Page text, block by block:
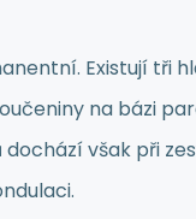
Existují tři
na bázi
však při